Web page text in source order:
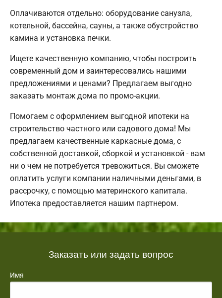
Оплачиваются отдельно: оборудование санузла,
котельной, бассейна, сауны, а также обустройство
камина и установка печки.
Ищете качественную компанию, чтобы построить
современный дом и заинтересовались нашими
предложениями и ценами? Предлагаем выгодно
заказать монтаж дома по промо-акции.
Помогаем с оформлением выгодной ипотеки на
строительство частного или садового дома! Мы
предлагаем качественные каркасные дома, с
собственной доставкой, сборкой и установкой - вам
ни о чем не потребуется тревожиться. Вы сможете
оплатить услуги компании наличными деньгами, в
рассрочку, с помощью материнского капитала.
Ипотека предоставляется нашим партнером.
Заказать или задать вопрос
Имя